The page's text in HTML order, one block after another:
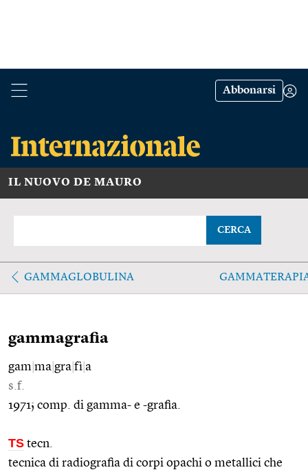
Abbonarsi
IL NUOVO DE MAURO
CERCA
GAMMAGLOBULINA
gammagrafia
gam ma gra fì a
s.f.
1971; comp. di gamma- e -grafia.
TS tecn.
tecnica di radiografia di corpi opachi o metallici che